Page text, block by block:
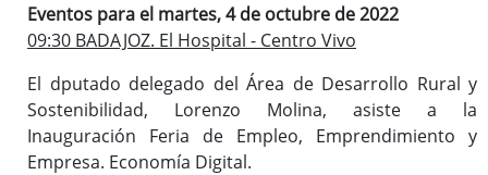
Eventos para el martes, 4 de octubre de 2022
09:30 BADAJOZ. El Hospital - Centro Vivo
El dputado delegado del Área de Desarrollo Rural y
Sostenibilidad, Lorenzo Molina, asiste a la
Inauguración Feria de Empleo, Emprendimiento y
Empresa. Economía Digital.